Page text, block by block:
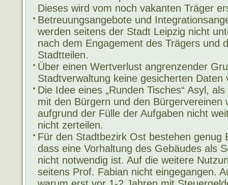
Dieses wird vom noch vakanten Träger
Betreuungsangebote und
werden seitens der Stadt Leipzig nicht
nach dem Engagement des Trägers und
Stadtteilen.
Über einen Wertverlust angrenzender
Stadtverwaltung keine gesicherten Daten
Die Idee eines „Runden Tisches“ Asyl,
mit den Bürgern und den Bürgervereinen
aufgrund der Fülle der Aufgaben nicht
nicht zerteilen.
Für den Stadtbezirk Ost bestehen genug
dass eine Vorhaltung des Gebäudes als
nicht notwendig ist. Auf die weitere
seitens Prof. Fabian nicht eingegangen.